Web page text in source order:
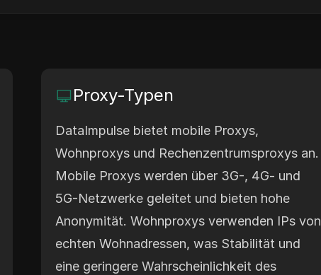
Proxy-Typen
DataImpulse bietet mobile Proxys,
Wohnproxys und Rechenzentrumsproxys an.
Mobile Proxys werden über 3G-, 4G- und
5G-Netzwerke geleitet und bieten hohe
Anonymität. Wohnproxys verwenden IPs von
echten Wohnadressen, was Stabilität und
eine geringere Wahrscheinlichkeit des